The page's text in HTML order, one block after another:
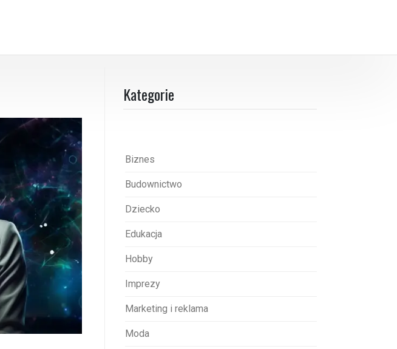
Kategorie
Biznes
Budownictwo
Dziecko
Edukacja
Hobby
Imprezy
Marketing i reklama
Moda